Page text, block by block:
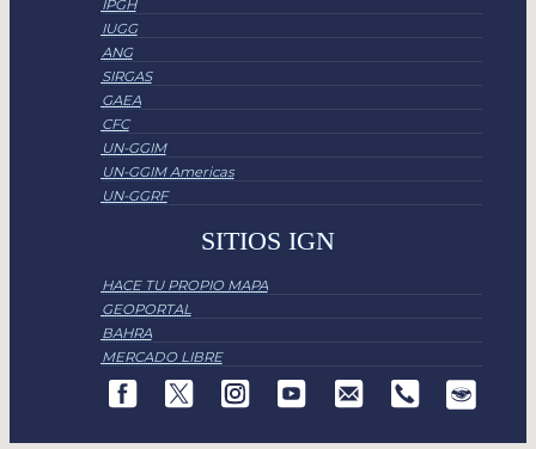
IPGH
IUGG
ANG
SIRGAS
GAEA
CFC
UN-GGIM
UN-GGIM Americas
UN-GGRF
SITIOS IGN
HACE TU PROPIO MAPA
GEOPORTAL
BAHRA
MERCADO LIBRE